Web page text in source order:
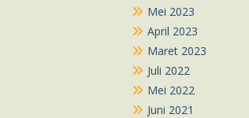
Mei 2023
April 2023
Maret 2023
Juli 2022
Mei 2022
Juni 2021